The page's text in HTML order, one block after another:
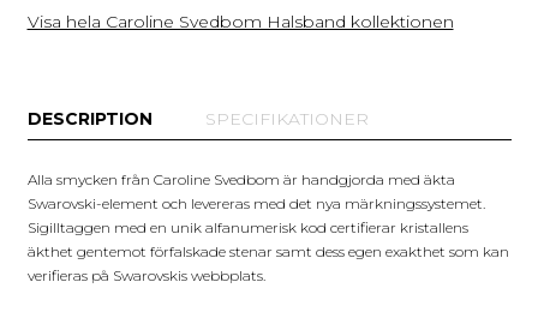
Visa hela Caroline Svedbom Halsband kollektionen
DESCRIPTION SPECIFIKATIONER
Alla smycken från Caroline Svedbom är handgjorda med äkta
Swarovski-element och levereras med det nya märkningssystemet.
Sigilltaggen med en unik alfanumerisk kod certifierar kristallens
äkthet gentemot förfalskade stenar samt dess egen exakthet som kan
verifieras på Swarovskis webbplats.